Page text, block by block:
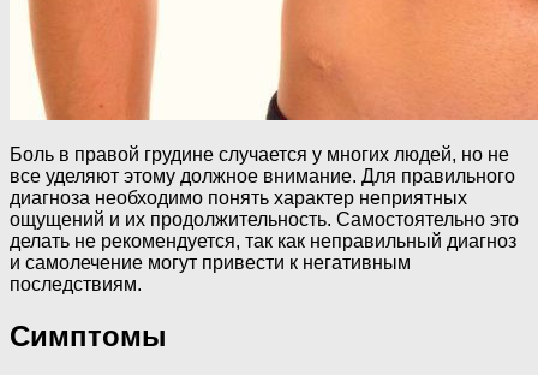
Боль в правой грудине случается у многих людей, но не
все уделяют этому должное внимание. Для правильного
диагноза необходимо понять характер неприятных
ощущений и их продолжительность. Самостоятельно это
делать не рекомендуется, так как неправильный диагноз
и самолечение могут привести к негативным
последствиям.
Симптомы